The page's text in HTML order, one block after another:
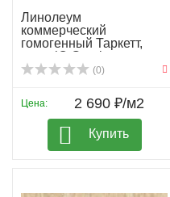
Линолеум
коммерческий
гомогенный Таркетт,
колл. iQ Granit...
(0)
Цена: 2 690 ₽/м2
Купить